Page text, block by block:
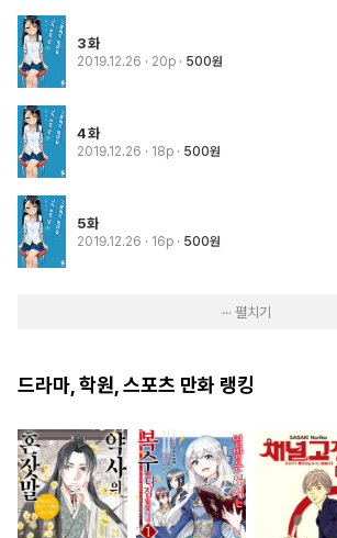
3화
2019.12.26 · 20p 500원
4화
2019.12.26 · 18p 500원
5화
2019.12.26 · 16p 500원
··· 펼치기
드라마, 학원, 스포츠 만화 랭킹